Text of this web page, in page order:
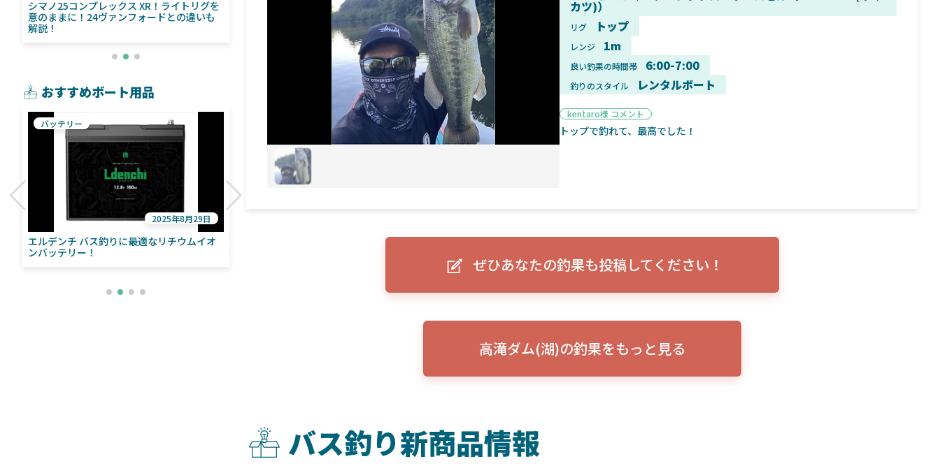
カツ)）
リグ トップ
レンジ 1m
良い釣果の時間帯 6:00-7:00
釣りのスタイル レンタルボート
kentaro様 コメント
トップで釣れて、最高でした！
ぜひあなたの釣果も投稿してください！
高滝ダム(湖)の釣果をもっと見る
バス釣り新商品情報
シマノ25コンプレックス XR！ライトリグを
意のままに！24ヴァンフォードとの違いも
解説！
シマノ24ヴァンフォード！自重155gと超軽
量！ストラディックとの違いも解説！
2025年11月発売予定！DAIWA ふく魚／ちび
ふく魚はビッグベイト初心者におすすめ！
シマノ25コンプレックス XR！ライトリグを
意のままに！24ヴァンフォードとの違いも
おすすめボート用品
エルデンチ バス釣りに最適なリチウムイオ
ンバッテリー！
バッテリー
2025年8月29日
ローランス「イーグルアイ（EAGLE EYE）」
ELowrance EAGLE 7/9インチ トリプルショ
魚探
ローランス イーグルアイ（EAGLE EYE）イ
たします